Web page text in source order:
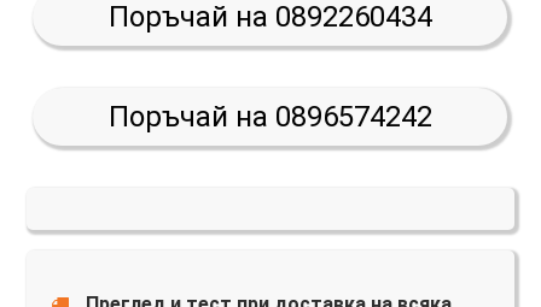
Поръчай на 0892260434
Поръчай на 0896574242